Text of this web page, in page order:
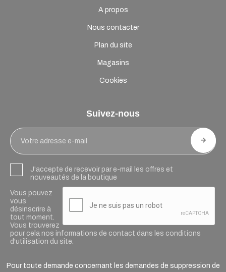
A propos
Nous contacter
Plan du site
Magasins
Cookies
Suivez-nous
J'accepte de recevoir par e-mail les offres et
nouveautés de la boutique
Vous pouvez
vous
désinscrire à
tout moment.
Vous trouverez
pour cela nos informations de contact dans les conditions
d'utilisation du site.
Pour toute demande concernant les demandes de suppression de